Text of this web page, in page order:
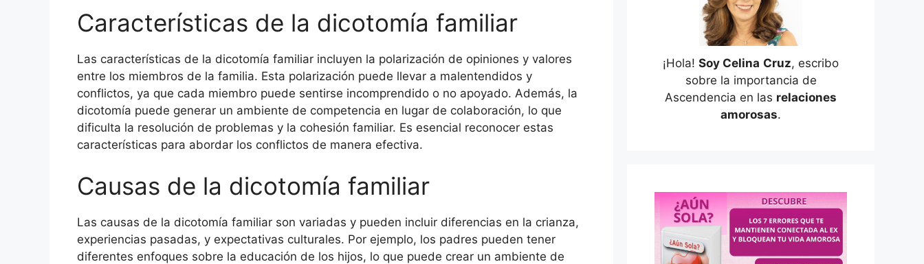
Características de la dicotomía familiar
Las características de la dicotomía familiar incluyen la polarización de opiniones y valores
entre los miembros de la familia. Esta polarización puede llevar a malentendidos y
conflictos, ya que cada miembro puede sentirse incomprendido o no apoyado. Además, la
dicotomía puede generar un ambiente de competencia en lugar de colaboración, lo que
dificulta la resolución de problemas y la cohesión familiar. Es esencial reconocer estas
características para abordar los conflictos de manera efectiva.
Causas de la dicotomía familiar
Las causas de la dicotomía familiar son variadas y pueden incluir diferencias en la crianza,
experiencias pasadas, y expectativas culturales. Por ejemplo, los padres pueden tener
diferentes enfoques sobre la educación de los hijos, lo que puede crear un ambiente de
¡Hola! Soy Celina Cruz, escribo
sobre la importancia de
Ascendencia en las relaciones
amorosas.